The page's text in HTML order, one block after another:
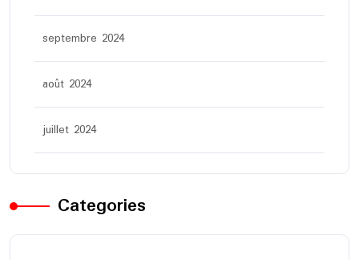
septembre 2024
août 2024
juillet 2024
Categories